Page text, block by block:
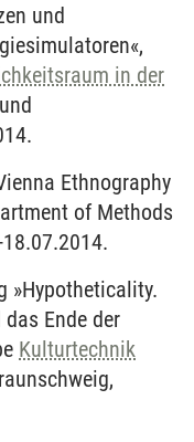
und
in der
Ethnography
of Methods
»Hypotheticality.
das Ende der
Kulturtechnik